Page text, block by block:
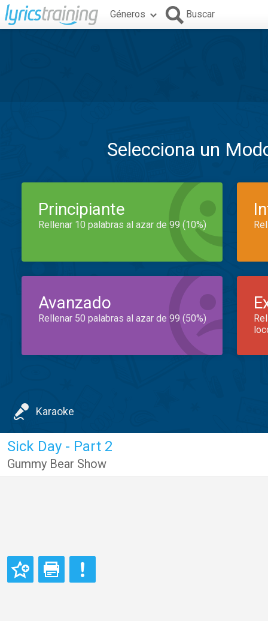
Géneros Buscar
Selecciona un
Principiante
Rellenar 10 palabras al azar de 99 (10%)
Avanzado
Rellenar 50 palabras al azar de 99 (50%)
Karaoke
Sick Day - Part 2
Gummy Bear Show